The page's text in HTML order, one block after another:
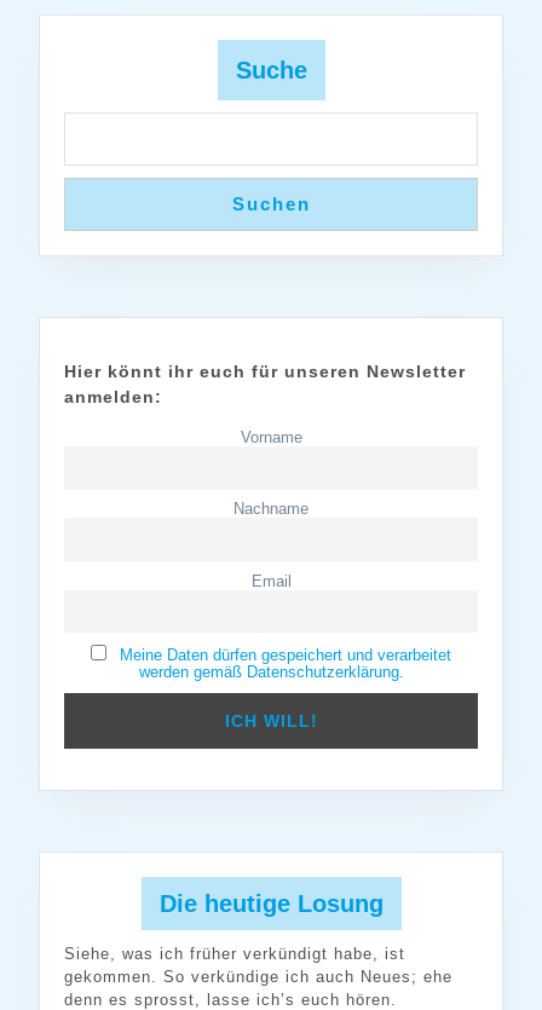
Suche
Suchen
Hier könnt ihr euch für unseren Newsletter
anmelden:
Vorname
Nachname
Email
Meine Daten dürfen gespeichert und verarbeitet
werden gemäß Datenschutzerklärung.
Die heutige Losung
Siehe, was ich früher verkündigt habe, ist
gekommen. So verkündige ich auch Neues; ehe
denn es sprosst, lasse ich’s euch hören.